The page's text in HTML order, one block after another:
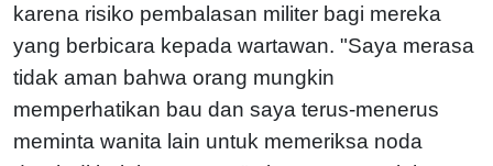
karena risiko pembalasan militer bagi mereka
yang berbicara kepada wartawan. "Saya merasa
tidak aman bahwa orang mungkin
memperhatikan bau dan saya terus-menerus
meminta wanita lain untuk memeriksa noda